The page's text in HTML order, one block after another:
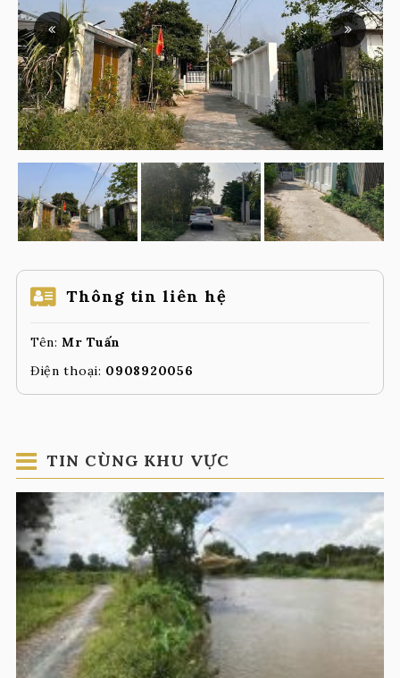
Thông tin liên hệ
Tên:Mr Tuấn
Điện thoại: 0908920056
TIN CÙNG KHU VỰC